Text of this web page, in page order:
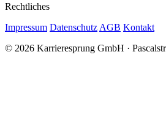
Rechtliches
Impressum Datenschutz AGB Kontakt
© 2026 Karrieresprung GmbH ·